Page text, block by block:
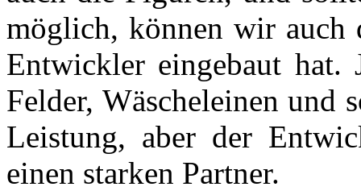
möglich, können wir auch
Entwickler eingebaut hat.
Felder, Wäscheleinen und
Leistung, aber der
einen starken Partner.